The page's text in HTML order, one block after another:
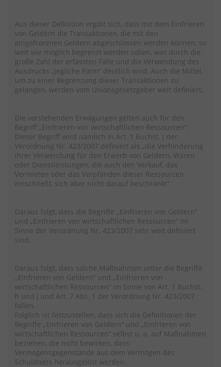
Aus dieser Definition ergibt sich, dass mit dem Einfrieren
von Geldern die Transaktionen, die mit den
eingefrorenen Geldern abgeschlossen werden können, so
weit wie möglich begrenzt werden sollen, was durch die
große Zahl der erfassten Fälle und die Verwendung des
Ausdrucks „jegliche Form“ deutlich wird. Auch die Mittel,
um zu einer Begrenzung dieser Transaktionen zu
gelangen, werden vom Unionsgesetzgeber weit definiert.
Die vorstehenden Erwägungen gelten auch für den
Begriff „Einfrieren von wirtschaftlichen Ressourcen“.
Dieser Begriff wird nämlich in Art. 1 Buchst. j der
Verordnung Nr. 423/2007 definiert als „die Verhinderung
ihrer Verwendung für den Erwerb von Geldern, Waren
oder Dienstleistungen, die auch den Verkauf, das
Vermieten oder das Verpfänden dieser Ressourcen
einschließt, sich aber nicht darauf beschränkt“.
Daraus folgt, dass die Begriffe „Einfrieren von Geldern“
und „Einfrieren von wirtschaftlichen Ressourcen“ im
Sinne der Verordnung Nr. 423/2007 sehr weit definiert
sind.
Daraus folgt, dass solche Maßnahmen unter die Begriffe
„Einfrieren von Geldern“ und „Einfrieren von
wirtschaftlichen Ressourcen“ im Sinne von Art. 1 Buchst.
h und j und Art. 7 Abs. 1 der Verordnung Nr. 423/2007
fallen.
Folglich ist festzustellen, dass sich die Definitionen der
Begriffe „Einfrieren von Geldern“ und „Einfrieren von
wirtschaftlichen Ressourcen“ selbst u. a. auf Maßnahmen
beziehen, die nicht bewirken, dass
Vermögensgegenstände aus dem Vermögen des
Schuldners herausgelöst werden.